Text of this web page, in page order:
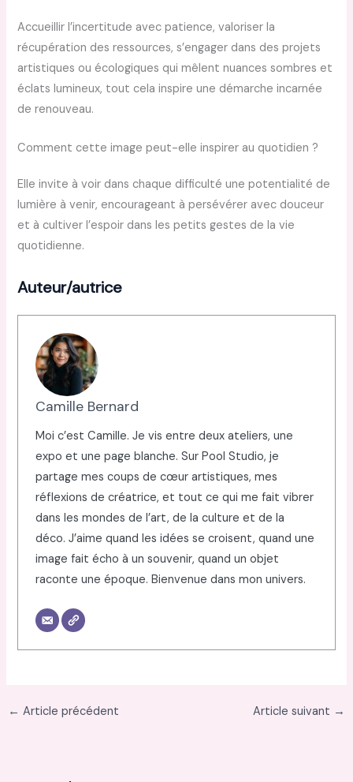
Accueillir l’incertitude avec patience, valoriser la
récupération des ressources, s’engager dans des projets
artistiques ou écologiques qui mêlent nuances sombres et
éclats lumineux, tout cela inspire une démarche incarnée
de renouveau.
Comment cette image peut-elle inspirer au quotidien ?
Elle invite à voir dans chaque difficulté une potentialité de
lumière à venir, encourageant à persévérer avec douceur
et à cultiver l’espoir dans les petits gestes de la vie
quotidienne.
Auteur/autrice
Camille Bernard
Moi c’est Camille. Je vis entre deux ateliers, une
expo et une page blanche. Sur Pool Studio, je
partage mes coups de cœur artistiques, mes
réflexions de créatrice, et tout ce qui me fait vibrer
dans les mondes de l’art, de la culture et de la
déco. J’aime quand les idées se croisent, quand une
image fait écho à un souvenir, quand un objet
raconte une époque. Bienvenue dans mon univers.
← Article précédent Article suivant →